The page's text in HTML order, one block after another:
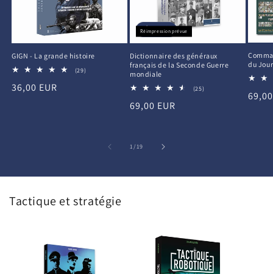
GIGN - La grande histoire
(29)
Prix
36,00 EUR
Réimpression prévue
Épuisé
Dictionnaire des généraux
français de la Seconde Guerre
mondiale
(25)
Prix
69,00 EUR
du
Prix
1/de
19
Tactique et stratégie